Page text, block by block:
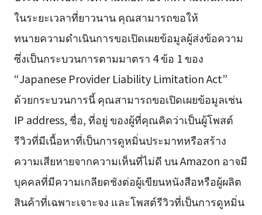
ในระยะเวลาที่ยาวนาน คุณสามารถขอให้
ทนายความดำเนินการขอเปิดเผยข้อมูลผู้ส่งข้อความ
ซึ่งเป็นกระบวนการตามมาตรา 4 ข้อ 1 ของ
“Japanese Provider Liability Limitation Act”
ด้วยกระบวนการนี้ คุณสามารถขอเปิดเผยข้อมูลเช่น
IP address, ชื่อ, ที่อยู่ ของผู้ที่คุณคิดว่าเป็นผู้โพสต์
รีวิวที่มีเนื้อหาที่เป็นการดูหมิ่นประมาทหรือสร้าง
ความเสียหายจากความเห็นที่ไม่ดี บน Amazon อาจมี
บุคคลที่มีความเกลียดชังต่อผู้เขียนหนังสือหรือผู้ผลิต
สินค้าที่เฉพาะเจาะจง และโพสต์รีวิวที่เป็นการดูหมิ่น